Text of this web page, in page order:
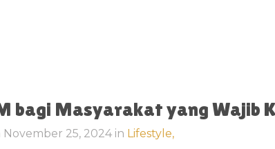
bagi Masyarakat yang Wajib
November 25, 2024 in Lifestyle,